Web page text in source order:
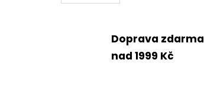
Doprava zdarma
nad 1999 Kč